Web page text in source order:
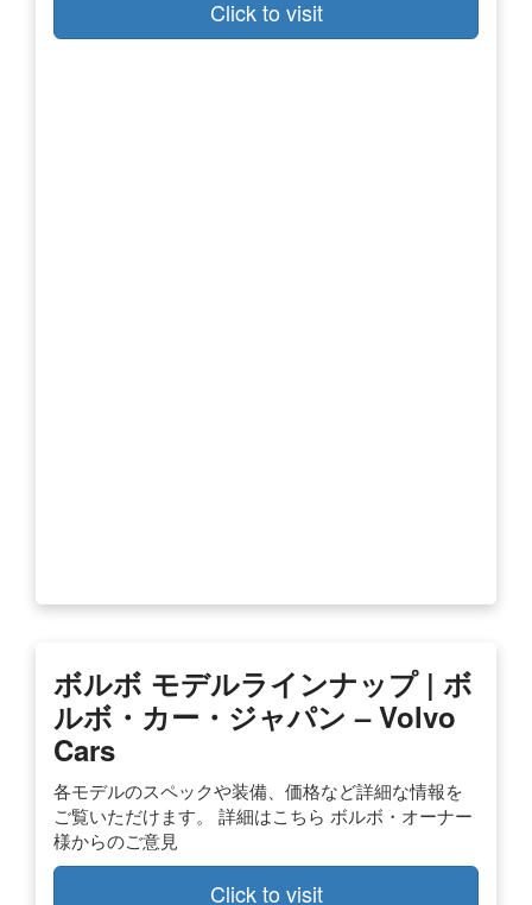
Click to visit
ボルボ モデルラインナップ | ボ
ルボ・カー・ジャパン – Volvo
Cars
各モデルのスペックや装備、価格など詳細な情報を
ご覧いただけます。 詳細はこちら ボルボ・オーナー
様からのご意見
Click to visit